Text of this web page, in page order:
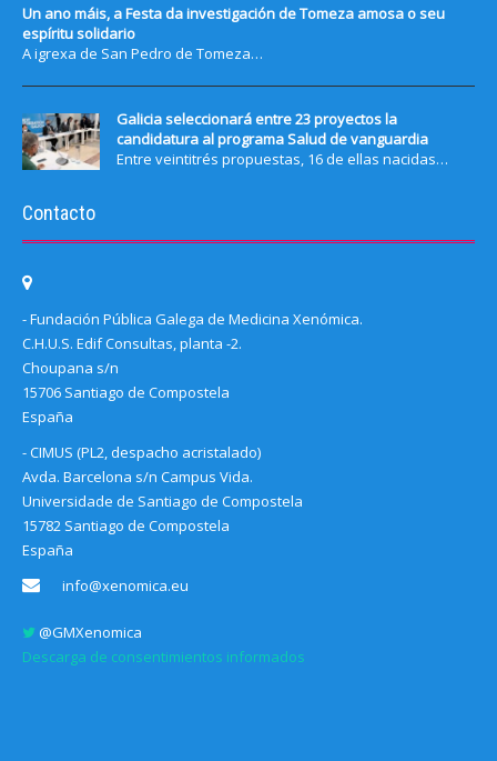
Un ano máis, a Festa da investigación de Tomeza amosa o seu
espíritu solidario
A igrexa de San Pedro de Tomeza…
Galicia seleccionará entre 23 proyectos la
candidatura al programa Salud de vanguardia
Entre veintitrés propuestas, 16 de ellas nacidas…
Contacto
- Fundación Pública Galega de Medicina Xenómica.
C.H.U.S. Edif Consultas, planta -2.
Choupana s/n
15706 Santiago de Compostela
España
- CIMUS (PL2, despacho acristalado)
Avda. Barcelona s/n Campus Vida.
Universidade de Santiago de Compostela
15782 Santiago de Compostela
España
info@xenomica.eu
@GMXenomica
Descarga de consentimientos informados